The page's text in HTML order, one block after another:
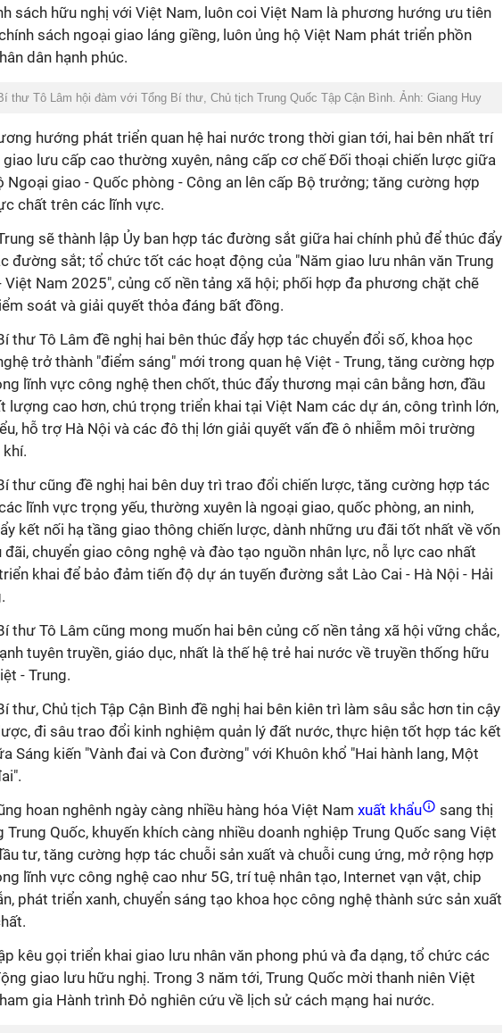
sách hữu nghị với Việt Nam, luôn coi Việt Nam là phương hướng ưu tiên
sách ngoại giao láng giềng, luôn ủng hộ Việt Nam phát triển phồn
dân hạnh phúc.
thư Tô Lâm hội đàm với Tổng Bí thư, Chủ tịch Trung Quốc Tập Cận Bình. Ảnh: Giang Huy
hướng phát triển quan hệ hai nước trong thời gian tới, hai bên nhất trí
lưu cấp cao thường xuyên, nâng cấp cơ chế Đối thoại chiến lược giữa
Ngoại giao - Quốc phòng - Công an lên cấp Bộ trưởng; tăng cường hợp
chất trên các lĩnh vực.
sẽ thành lập Ủy ban hợp tác đường sắt giữa hai chính phủ để thúc đẩy
đường sắt; tổ chức tốt các hoạt động của "Năm giao lưu nhân văn Trung
Việt Nam 2025", củng cố nền tảng xã hội; phối hợp đa phương chặt chẽ
soát và giải quyết thỏa đáng bất đồng.
thư Tô Lâm đề nghị hai bên thúc đẩy hợp tác chuyển đổi số, khoa học
trở thành "điểm sáng" mới trong quan hệ Việt - Trung, tăng cường hợp
lĩnh vực công nghệ then chốt, thúc đẩy thương mại cân bằng hơn, đầu
lượng cao hơn, chú trọng triển khai tại Việt Nam các dự án, công trình lớn,
hỗ trợ Hà Nội và các đô thị lớn giải quyết vấn đề ô nhiễm môi trường
khí.
thư cũng đề nghị hai bên duy trì trao đổi chiến lược, tăng cường hợp tác
lĩnh vực trọng yếu, thường xuyên là ngoại giao, quốc phòng, an ninh,
kết nối hạ tầng giao thông chiến lược, dành những ưu đãi tốt nhất về vốn
đãi, chuyển giao công nghệ và đào tạo nguồn nhân lực, nỗ lực cao nhất
khai để bảo đảm tiến độ dự án tuyến đường sắt Lào Cai - Hà Nội - Hải
thư Tô Lâm cũng mong muốn hai bên củng cố nền tảng xã hội vững chắc,
tuyên truyền, giáo dục, nhất là thế hệ trẻ hai nước về truyền thống hữu
- Trung.
thư, Chủ tịch Tập Cận Bình đề nghị hai bên kiên trì làm sâu sắc hơn tin cậy
đi sâu trao đổi kinh nghiệm quản lý đất nước, thực hiện tốt hợp tác kết
Sáng kiến "Vành đai và Con đường" với Khuôn khổ "Hai hành lang, Một
hoan nghênh ngày càng nhiều hàng hóa Việt Nam xuất khẩu
sang thị
Trung Quốc, khuyến khích càng nhiều doanh nghiệp Trung Quốc sang Việt
tư, tăng cường hợp tác chuỗi sản xuất và chuỗi cung ứng, mở rộng hợp
lĩnh vực công nghệ cao như 5G, trí tuệ nhân tạo, Internet vạn vật, chip
phát triển xanh, chuyển sáng tạo khoa học công nghệ thành sức sản xuất
kêu gọi triển khai giao lưu nhân văn phong phú và đa dạng, tổ chức các
giao lưu hữu nghị. Trong 3 năm tới, Trung Quốc mời thanh niên Việt
gia Hành trình Đỏ nghiên cứu về lịch sử cách mạng hai nước.